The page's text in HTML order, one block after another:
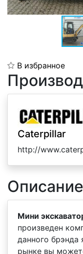
В избранное
Caterpillar
http://
Мини
произведен
данного
рынке вы